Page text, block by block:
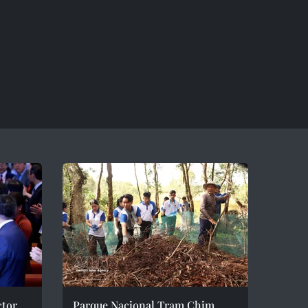
Parque Nacional Tram Chim